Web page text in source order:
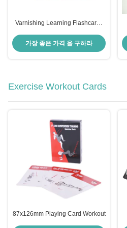
Varnishing Learning Flashcards
가장 좋은 가격 을 구하라
Exercise Workout Cards
87x126mm Playing Card Workout